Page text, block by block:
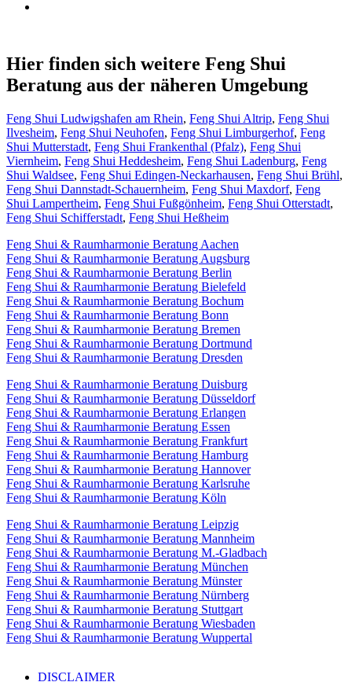
Hier finden sich weitere Feng Shui
Beratung aus der näheren Umgebung
Feng Shui Ludwigshafen am Rhein, Feng Shui Altrip, Feng Shui
Ilvesheim, Feng Shui Neuhofen, Feng Shui Limburgerhof, Feng
Shui Mutterstadt, Feng Shui Frankenthal (Pfalz), Feng Shui
Viernheim, Feng Shui Heddesheim, Feng Shui Ladenburg, Feng
Shui Waldsee, Feng Shui Edingen-Neckarhausen, Feng Shui Brühl,
Feng Shui Dannstadt-Schauernheim, Feng Shui Maxdorf, Feng
Shui Lampertheim, Feng Shui Fußgönheim, Feng Shui Otterstadt,
Feng Shui Schifferstadt, Feng Shui Heßheim
Feng Shui & Raumharmonie Beratung Aachen
Feng Shui & Raumharmonie Beratung Augsburg
Feng Shui & Raumharmonie Beratung Berlin
Feng Shui & Raumharmonie Beratung Bielefeld
Feng Shui & Raumharmonie Beratung Bochum
Feng Shui & Raumharmonie Beratung Bonn
Feng Shui & Raumharmonie Beratung Bremen
Feng Shui & Raumharmonie Beratung Dortmund
Feng Shui & Raumharmonie Beratung Dresden
Feng Shui & Raumharmonie Beratung Duisburg
Feng Shui & Raumharmonie Beratung Düsseldorf
Feng Shui & Raumharmonie Beratung Erlangen
Feng Shui & Raumharmonie Beratung Essen
Feng Shui & Raumharmonie Beratung Frankfurt
Feng Shui & Raumharmonie Beratung Hamburg
Feng Shui & Raumharmonie Beratung Hannover
Feng Shui & Raumharmonie Beratung Karlsruhe
Feng Shui & Raumharmonie Beratung Köln
Feng Shui & Raumharmonie Beratung Leipzig
Feng Shui & Raumharmonie Beratung Mannheim
Feng Shui & Raumharmonie Beratung M.-Gladbach
Feng Shui & Raumharmonie Beratung München
Feng Shui & Raumharmonie Beratung Münster
Feng Shui & Raumharmonie Beratung Nürnberg
Feng Shui & Raumharmonie Beratung Stuttgart
Feng Shui & Raumharmonie Beratung Wiesbaden
Feng Shui & Raumharmonie Beratung Wuppertal
DISCLAIMER